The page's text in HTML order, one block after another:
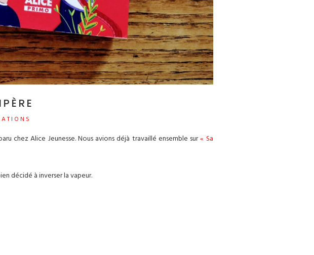
chez Alice Jeunesse. Nous avions déjà travaillé ensemble sur« Sa
décidé à inverser la vapeur.